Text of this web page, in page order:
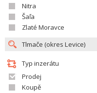
Nitra
Šaľa
Zlaté Moravce
Typ inzerátu
Prodej
Koupě